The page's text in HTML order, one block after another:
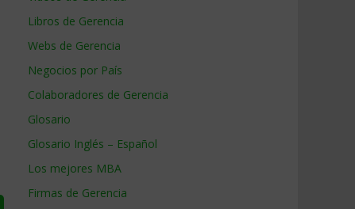
Libros de Gerencia
Webs de Gerencia
Negocios por País
Colaboradores de Gerencia
Glosario
Glosario Inglés – Español
Los mejores MBA
Firmas de Gerencia